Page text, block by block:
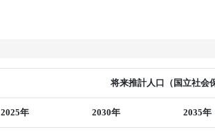
将来推計人口（国立社会
2025年 2030年 2035年